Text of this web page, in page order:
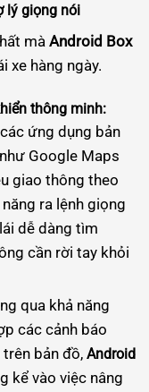
lý giọng nói
mà Android Box
xe hàng ngày.
thông minh:
ứng dụng bản
Google Maps
giao thông theo
ra lệnh giọng
dễ dàng tìm
cần rời tay khỏi
qua khả năng
các cảnh báo
bản đồ, Android
kể vào việc nâng